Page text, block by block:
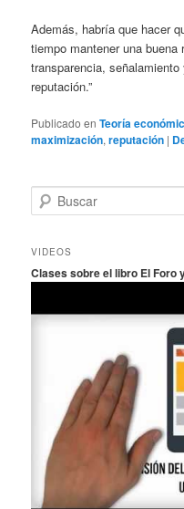
Además, habría que hacer
tiempo mantener una
transparencia,
reputación.”
Publicado en Teoría
maximización,reputación |
u
c
r
VIDEOS
Clases sobre el libro El Foro